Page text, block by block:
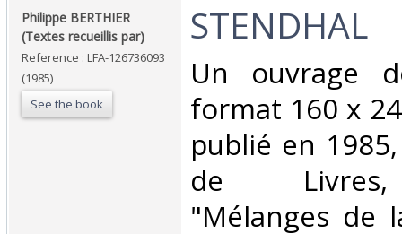
‎Philippe BERTHIER
(Textes recueillis par)‎
Reference : LFA-126736093
(1985)
See the book
‎STENDHAL‎
‎Un ouvrage
format 160 x
publié en
de
"Mélanges de